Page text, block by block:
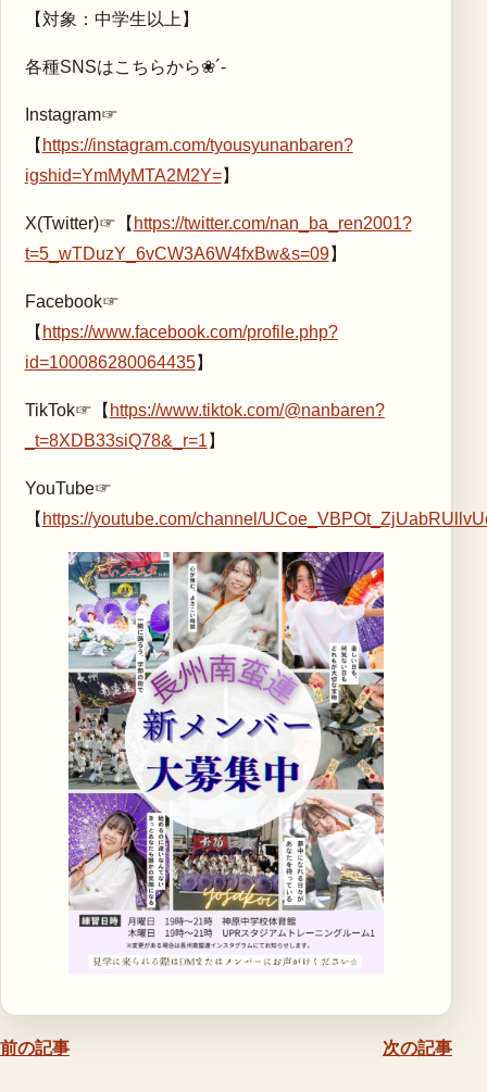
【対象：中学生以上】
各種SNSはこちらから❀´-
Instagram☞
【 https://instagram.com/tyousyunanbaren?
igshid=YmMyMTA2M2Y=】
X(Twitter)☞【 https://twitter.com/nan_ba_ren2001?
t=5_wTDuzY_6vCW3A6W4fxBw&s=09】
Facebook☞
【 https://www.facebook.com/profile.php?
id=100086280064435】
TikTok☞【 https://www.tiktok.com/@nanbaren?
_t=8XDB33siQ78&_r=1 】
YouTube☞
【 https://youtube.com/channel/
前の記事 次の記事